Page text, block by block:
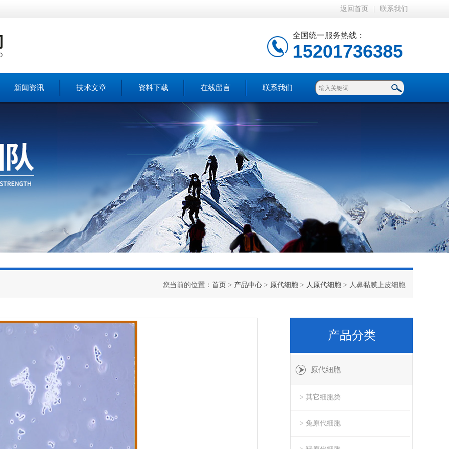
返回首页 联系我们
全国统一服务热线：
15201736385
新闻资讯 技术文章 资料下载 在线留言 联系我们
您当前的位置： 首页 > 产品中心 > 原代细胞 > 人原代细胞 > 人鼻黏膜上皮细胞
产品分类
原代细胞
> 其它细胞类
> 兔原代细胞